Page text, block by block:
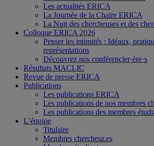
Les actualités ERICA
La Journée de la Chaire ERICA
La Nuit des chercheuses et des
Colloque ERICA 2026
Penser les intimités : Idéaux,
représentations
Découvrez nos conférencier·ère·s
Résultats MACLIC
Revue de presse ERICA
Publications
Les publications ERICA
Les publications de nos membres
Les publications des membres
L’équipe
Titulaire
Membres chercheur.es